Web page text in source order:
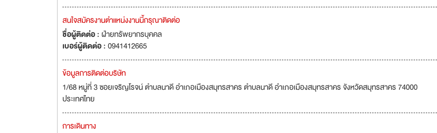
สนใจสมัครงานตำแหน่งงานนี้กรุณาติดต่อ
ชื่อผู้ติดต่อ :ฝ่ายทรัพยากรบุคคล
เบอร์ผู้ติดต่อ :0941412665
ข้อมูลการติดต่อบริษัท
1/68 หมู่ที่ 3 ซอยเจริญโรจน์ ตำบลนาดี อำเภอเมืองสมุทรสาคร ตำบลนาดี อำเภอเมืองสมุทรสาคร จังหวัดสมุทรสาคร 74000
ประเทศไทย
การเดินทาง